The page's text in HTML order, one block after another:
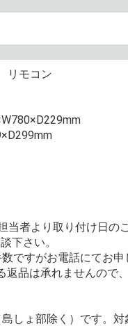
リモコン
当者より取り付け日の
下さい。
ですがお電話にてお申
返品は承れませんので
しょ部除く）です。